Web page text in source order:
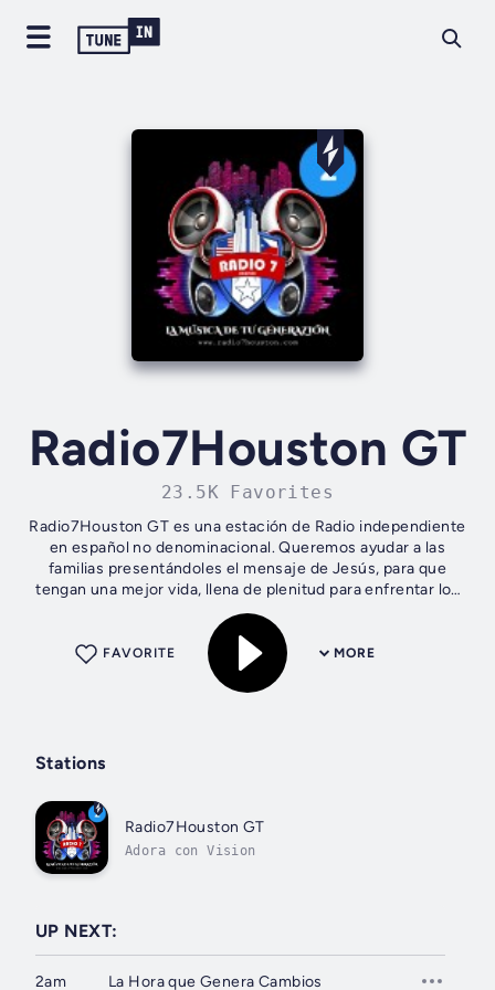
Radio7Houston GT
23.5K Favorites
Radio7Houston GT es una estación de Radio independiente
en español no denominacional. Queremos ayudar a las
familias presentándoles el mensaje de Jesús, para que
tengan una mejor vida, llena de plenitud para enfrentar los
desafíos que nos presenta...
MORE
FAVORITE
Stations
Radio7Houston GT
Adora con Vision
UP NEXT:
2am La Hora que Genera Cambios